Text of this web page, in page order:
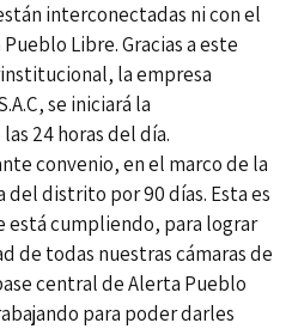
interconectadas ni con el
Libre. Gracias a este
la empresa
se iniciará la
24 horas del día.
convenio, en el marco de la
distrito por 90 días. Esta es
está cumpliendo, para lograr
de todas nuestras cámaras de
central de Alerta Pueblo
para poder darles